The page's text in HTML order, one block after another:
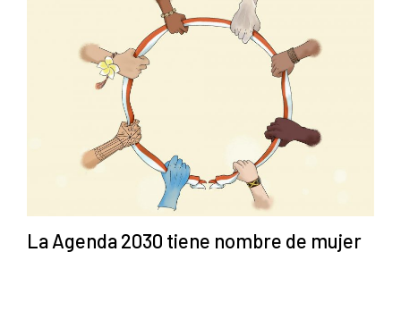
La Agenda 2030 tiene nombre de mujer